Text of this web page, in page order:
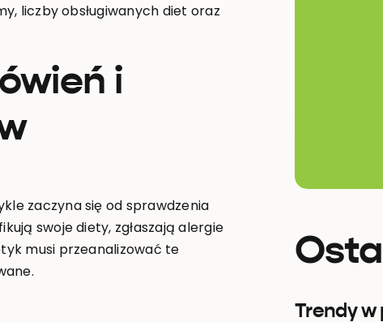
liczby obsługiwanych diet oraz
i
zaczyna się od sprawdzenia
swoje diety, zgłaszają alergie
musi przeanalizować te
Trendy w